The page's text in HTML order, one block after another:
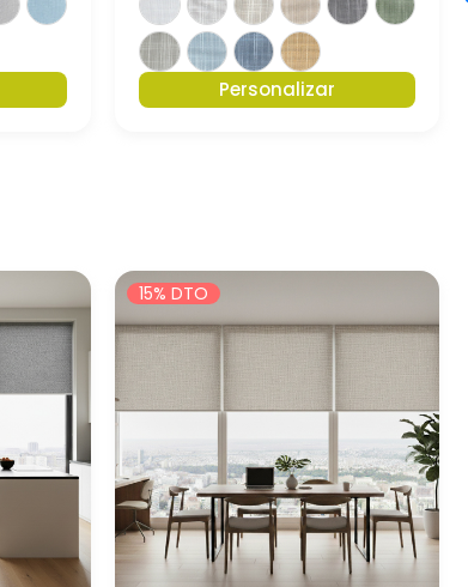
Personalizar
15% DTO